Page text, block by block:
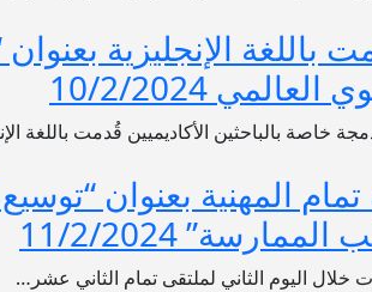
الإنجليزية
10/2/2024
خاصة بالباحثين الأكاديميين قُدمت باللغة
المهنية بعنوان
11/2/2024
اليوم الثاني لملتقى تمام الثاني عشر…